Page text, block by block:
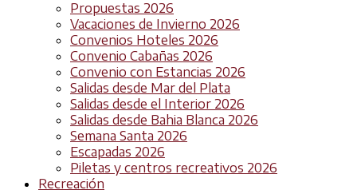
Propuestas 2026
Vacaciones de Invierno 2026
Convenios Hoteles 2026
Convenio Cabañas 2026
Convenio con Estancias 2026
Salidas desde Mar del Plata
Salidas desde el Interior 2026
Salidas desde Bahia Blanca 2026
Semana Santa 2026
Escapadas 2026
Piletas y centros recreativos 2026
Recreación